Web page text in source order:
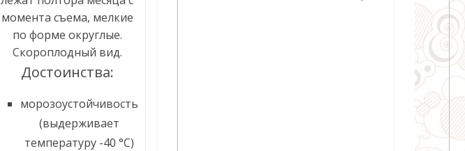
момента съема, мелкие
по форме округлые.
Скороплодный вид.
Достоинства:
морозоустойчивость
(выдерживает
температуру -40 °С)